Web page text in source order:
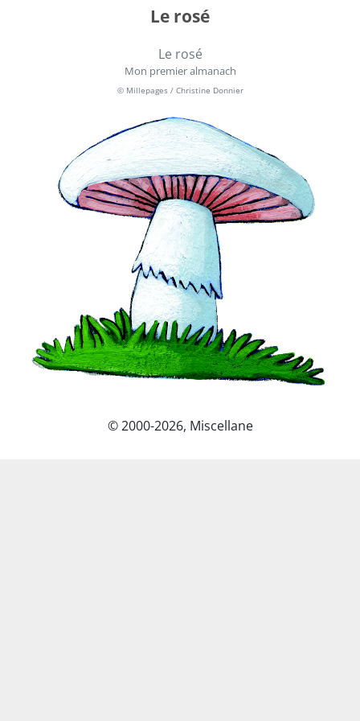
Le rosé
Le rosé
Mon premier almanach
© Millepages / Christine Donnier
© 2000-2026, Miscellane